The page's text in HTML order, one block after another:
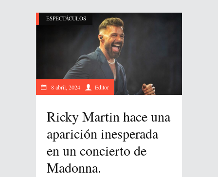
ESPECTÁCULOS
8 abril, 2024 Editor
Ricky Martin hace una
aparición inesperada
en un concierto de
Madonna.